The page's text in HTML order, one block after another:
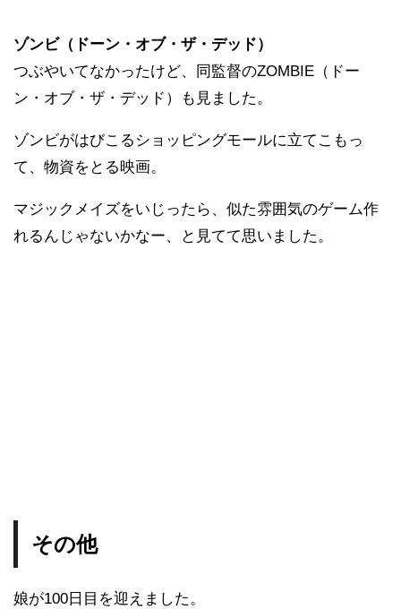
ゾンビ（ドーン・オブ・ザ・デッド）
つぶやいてなかったけど、同監督のZOMBIE（ドー
ン・オブ・ザ・デッド）も見ました。
ゾンビがはびこるショッピングモールに立てこもっ
て、物資をとる映画。
マジックメイズをいじったら、似た雰囲気のゲーム作
れるんじゃないかなー、と見てて思いました。
その他
娘が100日目を迎えました。